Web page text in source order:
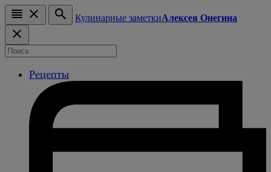
Кулинарные заметкиАлексея Онегина
Рецепты